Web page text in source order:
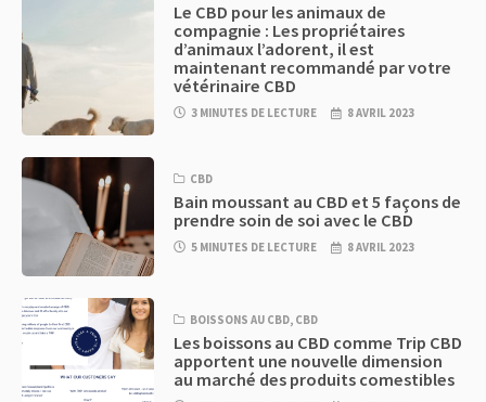
Le CBD pour les animaux de
compagnie : Les propriétaires
d’animaux l’adorent, il est
maintenant recommandé par votre
vétérinaire CBD
3 MINUTES DE LECTURE 8 AVRIL 2023
CBD
Bain moussant au CBD et 5 façons de
prendre soin de soi avec le CBD
5 MINUTES DE LECTURE 8 AVRIL 2023
BOISSONS AU CBD, CBD
Les boissons au CBD comme Trip CBD
apportent une nouvelle dimension
au marché des produits comestibles